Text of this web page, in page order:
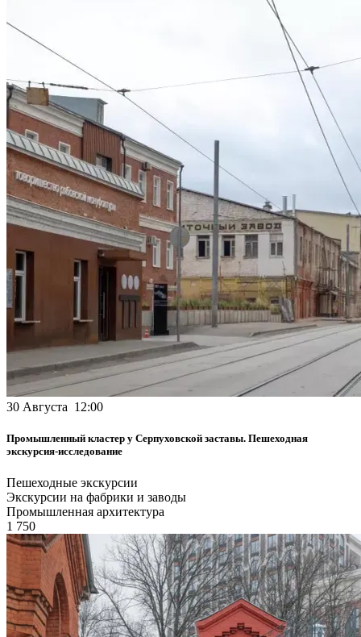
30 Августа 12:00
Промышленный кластер у Серпуховской заставы. Пешеходная
экскурсия-исследование
Пешеходные экскурсии
Экскурсии на фабрики и заводы
Промышленная архитектура
1 750